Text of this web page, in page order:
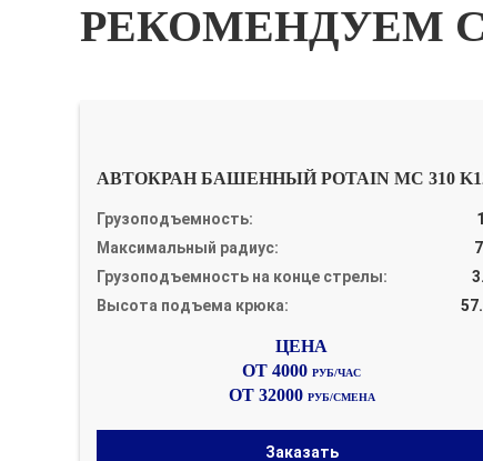
РЕКОМЕНДУЕМ
АВТОКРАН БАШЕННЫЙ POTAIN MC 310
Грузоподъемность:
Максимальный радиус:
Грузоподъемность на конце стрелы:
Высота подъема крюка:
ОТ 4000РУБ/ЧАС
ОТ 32000 РУБ/СМЕНА
Заказать